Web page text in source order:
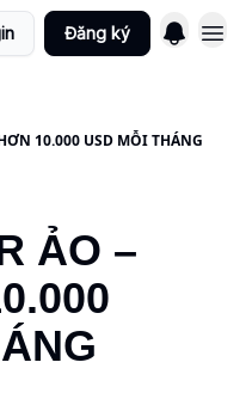
Đăng ký
10.000 USD MỖI THÁNG
ẢO –